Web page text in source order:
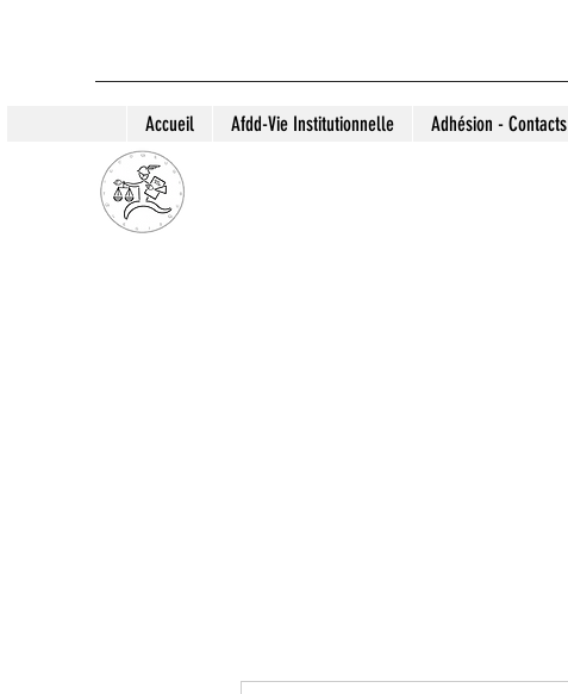
Accueil Afdd-Vie Institutionnelle Adhésion - Contacts